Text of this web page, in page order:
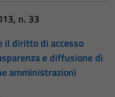
n. 33
il diritto di accesso
e diffusione di
amministrazioni